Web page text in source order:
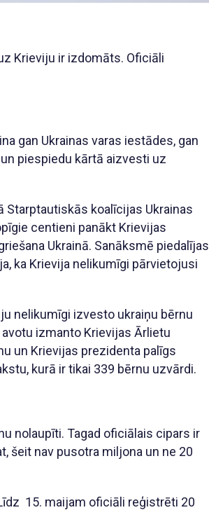
Krieviju ir izdomāts. Oficiāli
gan Ukrainas varas iestādes, gan
piespiedu kārtā aizvesti uz
Starptautiskās koalīcijas Ukrainas
centieni panākt Krievijas
Ukrainā. Sanāksmē piedalījas
ka Krievija nelikumīgi pārvietojusi
nelikumīgi izvesto ukraiņu bērnu
izmanto Krievijas Ārlietu
un Krievijas prezidenta palīgs
kurā ir tikai 339 bērnu uzvārdi.
nolaupīti. Tagad oficiālais cipars ir
šeit nav pusotra miljona un ne 20
15. maijam oficiāli reģistrēti 20